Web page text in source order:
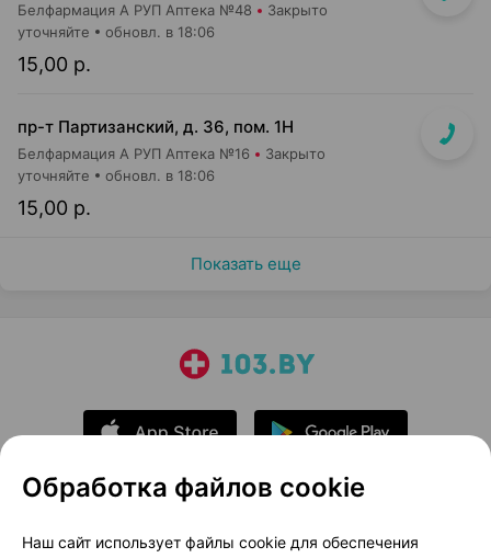
Белфармация А РУП Аптека №48 Закрыто
15,00 р.
уточняйте обновл. в 18:06
пр-т Партизанский, д. 36, пом. 1Н
Белфармация А РУП Аптека №16 Закрыто
15,00 р.
уточняйте обновл. в 18:06
Показать еще
О проекте Новости проекта
Обработка файлов cookie
Наш сайт использует файлы cookie для обеспечения